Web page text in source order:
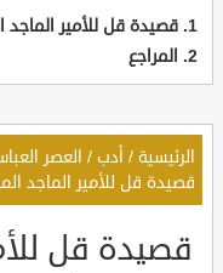
قصيدة قل للأمير الماجد
المراجع
الرئيسية / أدب / العصر
قصيدة قل للأمير الماجد
قصيدة قل